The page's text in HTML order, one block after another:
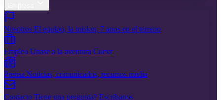
Nosotros El equipo, la mision, 7 anos en el terreno
Empleo Unase a la aventura Cuevr
Prensa Noticias, comunicados, recursos media
Contacto Tiene una pregunta? Escribanos